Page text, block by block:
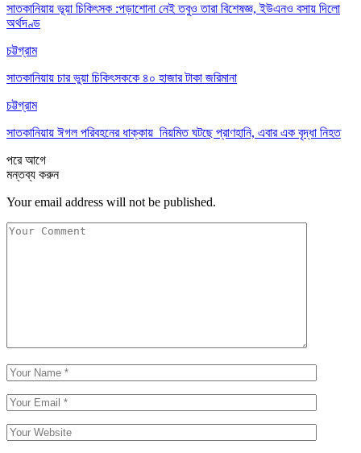
সাতকানিয়ায় ভূয়া চিকিৎসক :পড়াশোনা নেই তবুও তারা বিশেষজ্ঞ, ইউএনও বসায় দিলো
অর্থদণ্ড
চট্টগ্রাম
সাতকানিয়ায় চার ভুয়া চিকিৎসককে ৪০ হাজার টাকা জরিমানা
চট্টগ্রাম
সাতকানিয়ায় ঈগল পরিবহনের ধাক্কায় নিয়মিত ঘটছে প্রাণহানি, এবার এক বৃদ্ধা নিহত
পরেআগে
মন্তব্য করুন
Your email address will not be published.